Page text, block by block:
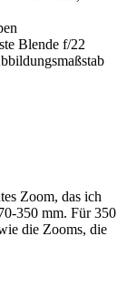
Blende f/22
Zoom, das ich
350 mm. Für 350
die Zooms, die